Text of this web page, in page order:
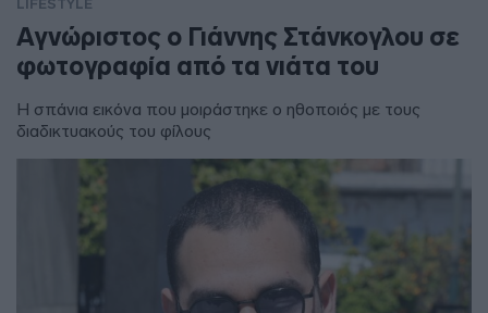
LIFESTYLE
Αγνώριστος ο Γιάννης Στάνκογλου σε
φωτογραφία από τα νιάτα του
Η σπάνια εικόνα που μοιράστηκε ο ηθοποιός με τους
διαδικτυακούς του φίλους